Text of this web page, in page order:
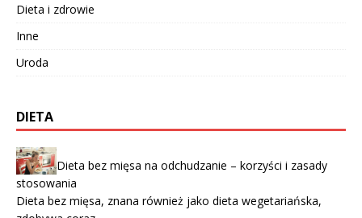
Dieta i zdrowie
Inne
Uroda
DIETA
Dieta bez mięsa na odchudzanie – korzyści i zasady
stosowania
Dieta bez mięsa, znana również jako dieta wegetariańska,